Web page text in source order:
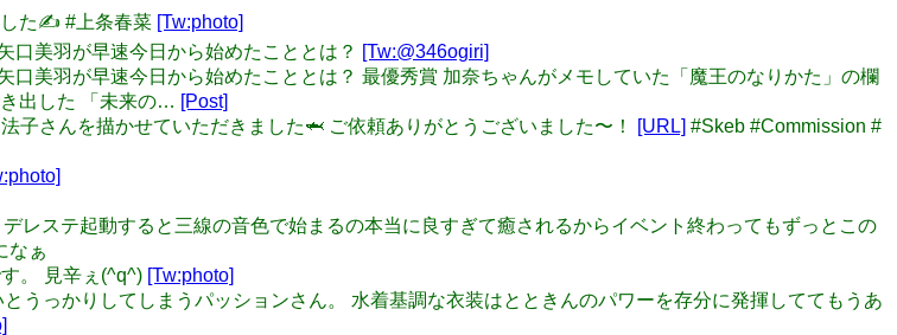
した✍️ #上条春菜 [Tw:photo]
口美羽が早速今日から始めたこととは？ [Tw:@346ogiri]
口美羽が早速今日から始めたこととは？ 最優秀賞 加奈ちゃんがメモしていた「魔王のなりかた」の欄
出した 「未来の… [Post]
子さんを描かせていただきました🦈 ご依頼ありがとうございました〜！ [URL] #Skeb #Commission #
レステ起動すると三線の音色で始まるの本当に良すぎて癒されるからイベント終わってもずっとこの
なぁ
。 見辛ぇ(^q^) [Tw:photo]
うっかりしてしまうパッションさん。 水着基調な衣装はとときんのパワーを存分に発揮しててもうあ